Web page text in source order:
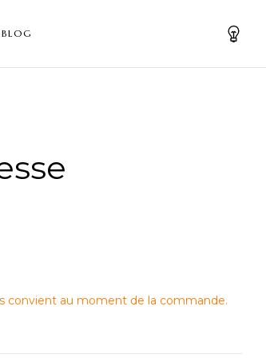
convient au moment de la commande.